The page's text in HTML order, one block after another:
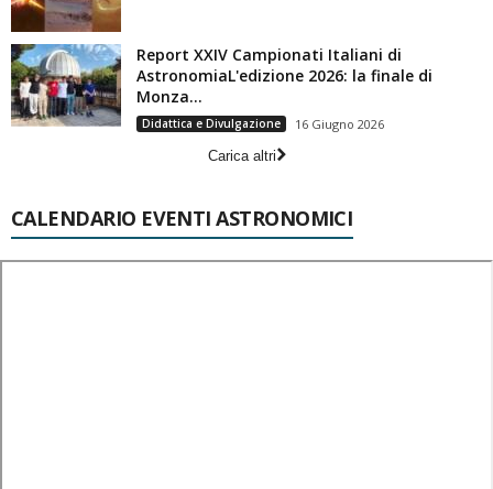
Report XXIV Campionati Italiani di
AstronomiaL'edizione 2026: la finale di
Monza...
Didattica e Divulgazione
16 Giugno 2026
Carica altri
CALENDARIO EVENTI ASTRONOMICI